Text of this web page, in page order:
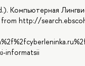
Компьютерная
http://
informatsii